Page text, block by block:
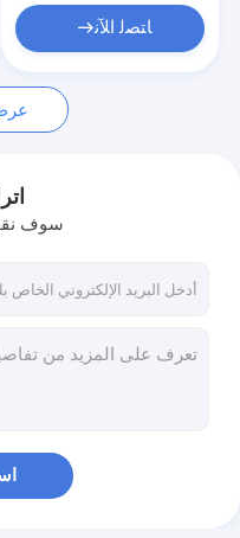
قطع الغيار من مقطور
ﺎﺘﺼﻟ ﺍﻶﻧ
سوف